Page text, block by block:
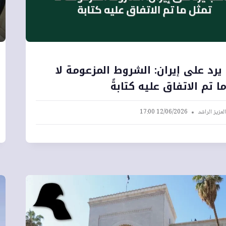
على إيران: الشروط المزعومة لا
تم الاتفاق عليه كتابةً
الراشد 12/06/2026 17:00